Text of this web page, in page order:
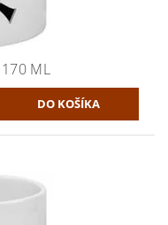
170 ML